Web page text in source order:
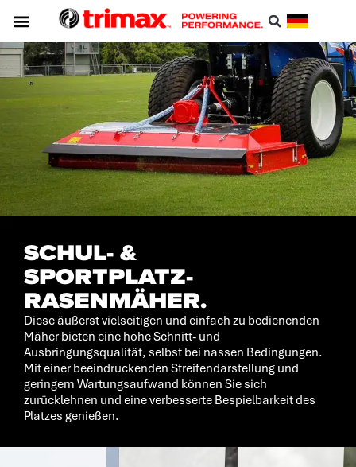
SCHUL- &
SPORTPLATZ-
RASENMÄHER.
Diese äußerst vielseitigen und einfach zu bedienenden
Mäher bieten eine hohe Schnitt- und
Ausbringungsqualität, selbst bei nassen Bedingungen.
Mit einer beeindruckenden Streifendarstellung und
geringem Wartungsaufwand können Sie sich
zurücklehnen und eine verbesserte Bespielbarkeit des
Platzes genießen.